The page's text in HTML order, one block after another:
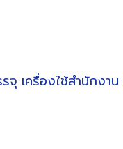
จุ เครื่องใช้สำนักงาน